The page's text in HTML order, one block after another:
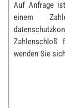
Auf Anfrage
einem
Zahlenschloß
wenden Sie